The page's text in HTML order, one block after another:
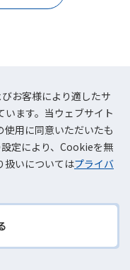
お客様により適したサ
ます。当ウェブサイト
用に同意いただいたも
定により、Cookieを無
扱いについてはプライバ
戻る
レミアティアサービ